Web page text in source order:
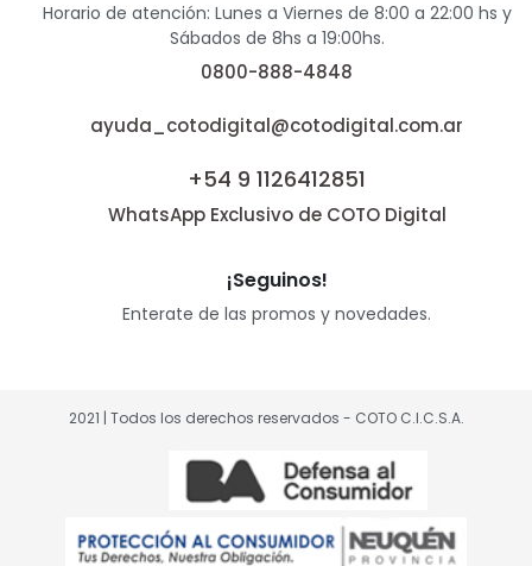
Horario de atención: Lunes a Viernes de 8:00 a 22:00 hs y
Sábados de 8hs a 19:00hs.
0800-888-4848
ayuda_cotodigital@cotodigital.com.ar
+54 9 1126412851
WhatsApp Exclusivo de COTO Digital
¡Seguinos!
Enterate de las promos y novedades.
2021 | Todos los derechos reservados - COTO C.I.C.S.A.